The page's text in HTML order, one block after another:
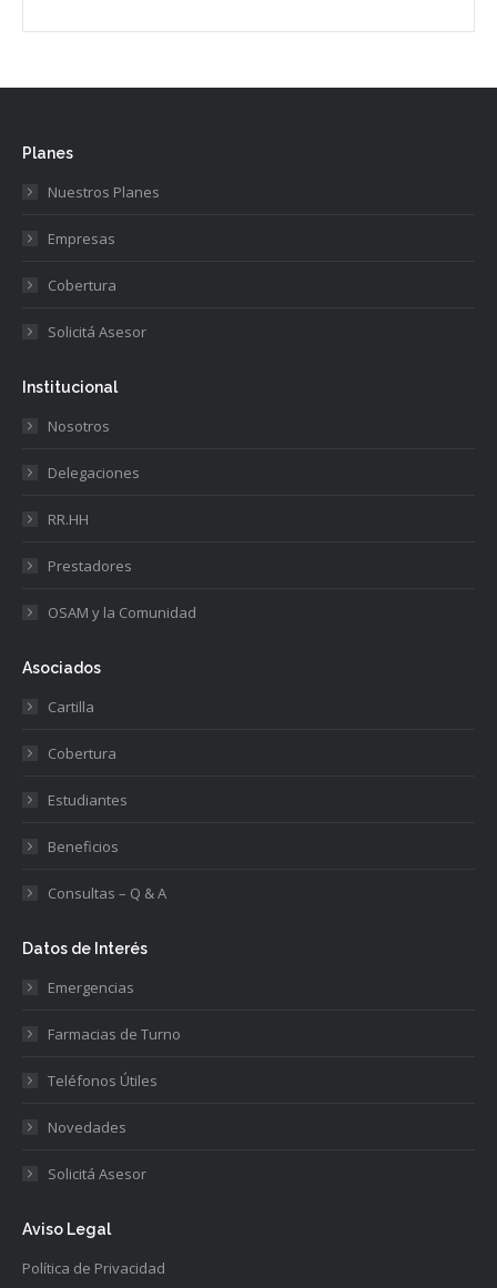
Planes
Nuestros Planes
Empresas
Cobertura
Solicitá Asesor
Institucional
Nosotros
Delegaciones
RR.HH
Prestadores
OSAM y la Comunidad
Asociados
Cartilla
Cobertura
Estudiantes
Beneficios
Consultas – Q & A
Datos de Interés
Emergencias
Farmacias de Turno
Teléfonos Útiles
Novedades
Solicitá Asesor
Aviso Legal
Política de Privacidad